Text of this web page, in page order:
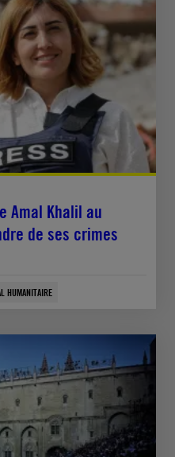
Amal Khalil au
de ses crimes
HUMANITAIRE